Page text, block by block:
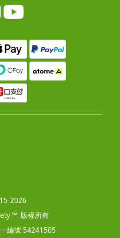
2026
™ 版權所有
編號 54241505